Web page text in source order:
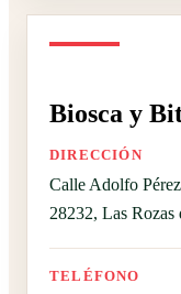
Biosca y
DIRECCIÓN
Calle Adolfo
28232, Las Rozas
TELÉFONO